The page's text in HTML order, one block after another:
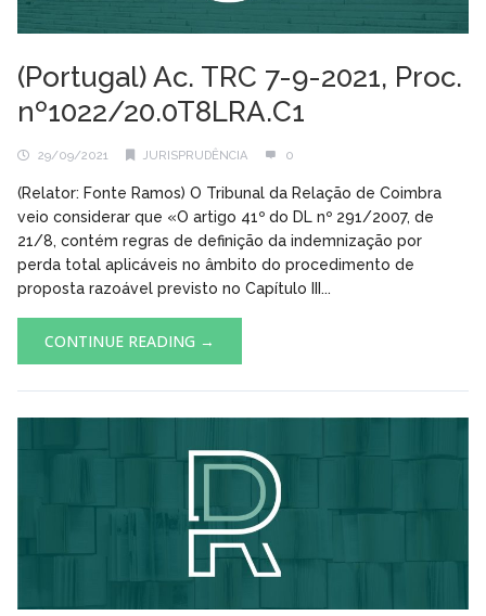
(Portugal) Ac. TRC 7-9-2021, Proc.
nº1022/20.0T8LRA.C1
29/09/2021 JURISPRUDÊNCIA 0
(Relator: Fonte Ramos) O Tribunal da Relação de Coimbra
veio considerar que «O artigo 41º do DL nº 291/2007, de
21/8, contém regras de definição da indemnização por
perda total aplicáveis no âmbito do procedimento de
proposta razoável previsto no Capítulo III...
CONTINUE READING →